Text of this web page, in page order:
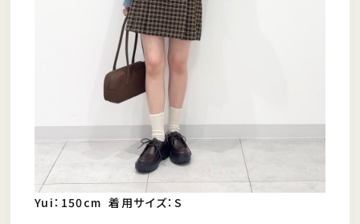
Yui：150cm 着用サイズ：S